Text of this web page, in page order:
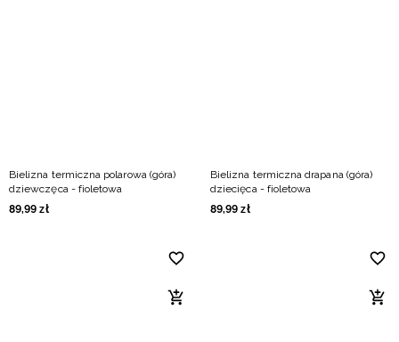
Bielizna termiczna polarowa (góra)
dziewczęca - fioletowa
89,99 zł
Bielizna termiczna drapana (góra)
dziecięca - fioletowa
89,99 zł